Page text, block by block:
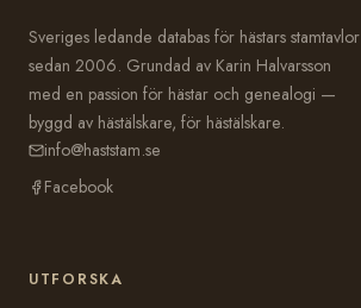
Sveriges ledande databas för hästars stamtavlor
sedan 2006. Grundad av Karin Halvarsson
med en passion för hästar och genealogi —
byggd av hästälskare, för hästälskare.
info@haststam.se
Facebook
UTFORSKA